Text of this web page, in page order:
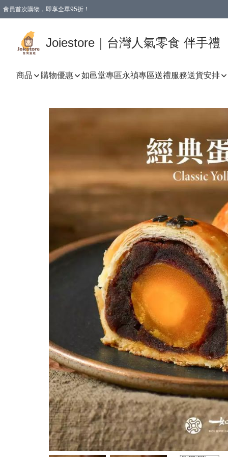
會員首次購物，即享全單95折！
Joiestore｜台灣人氣零食 伴手禮
商品 購物優惠 如邑堂專區永禎專區送禮服務送貨安排